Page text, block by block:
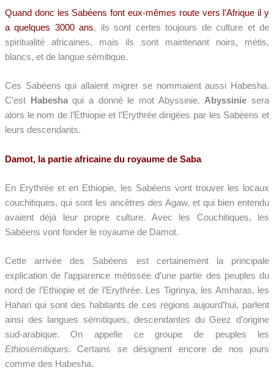
Quand donc les Sabéens font eux-mêmes route vers l’Afrique il y
a quelques 3000 ans, ils sont certes toujours de culture et de
spiritualité africaines, mais ils sont maintenant noirs, métis,
blancs, et de langue sémitique.
Ces Sabéens qui allaient migrer se nommaient aussi Habesha.
C’est
Habeshaqui a donné le mot Abyssinie.Abyssinie sera
alors le nom de l’Ethiopie et l’Erythrée dirigées par les Sabéens et
leurs descendants.
Damot, la partie africaine du royaume de Saba
En Erythrée et en Ethiopie, les Sabéens vont trouver les locaux
couchitiques, qui sont les ancêtres des Agaw, et qui bien entendu
avaient déjà leur propre culture. Avec les Couchitiques, les
Sabéens vont fonder le royaume de Damot.
Cette arrivée des Sabéens est certainement la principale
explication de l’apparence métissée d’une partie des peuples du
nord de l’Ethiopie et de l’Erythrée. Les Tigrinya, les Amharas, les
Hahari qui sont des habitants de ces régions aujourd’hui, parlent
ainsi des langues sémitiques, descendantes du Geez d’origine
sud-arabique. On appelle ce groupe de peuples les
Ethiosémitiques. Certains se désignent encore de nos jours
comme des Habesha.